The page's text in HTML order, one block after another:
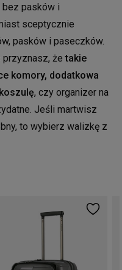
bez pasków i
sceptycznie
pasków i paseczków.
przyznasz, żetakie
komory, dodatkowa
, czy organizer na
Jeśli martwisz
to wybierz walizkę z